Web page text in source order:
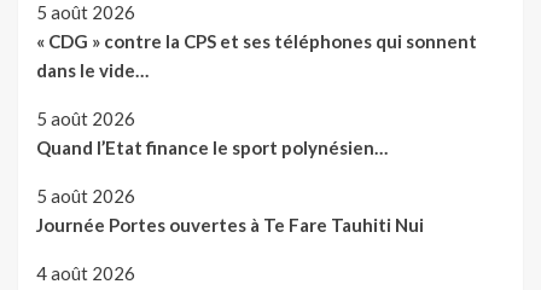
5 août 2026
« CDG » contre la CPS et ses téléphones qui sonnent
dans le vide…
5 août 2026
Quand l’Etat finance le sport polynésien…
5 août 2026
Journée Portes ouvertes à Te Fare Tauhiti Nui
4 août 2026